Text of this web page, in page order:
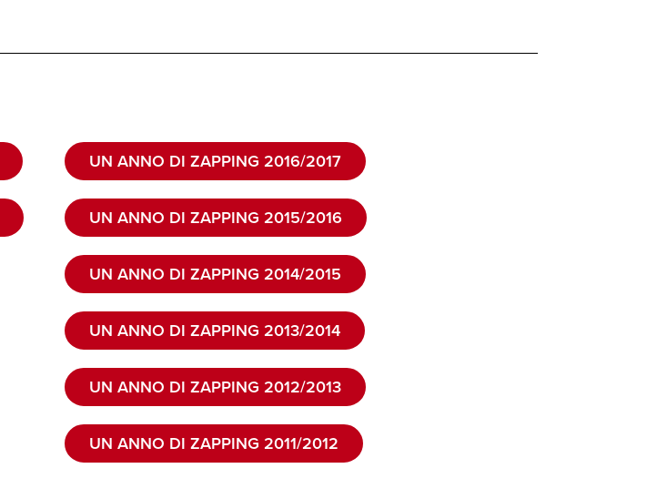
UN ANNO DI ZAPPING 2016/2017
UN ANNO DI ZAPPING 2015/2016
UN ANNO DI ZAPPING 2014/2015
UN ANNO DI ZAPPING 2013/2014
UN ANNO DI ZAPPING 2012/2013
UN ANNO DI ZAPPING 2011/2012